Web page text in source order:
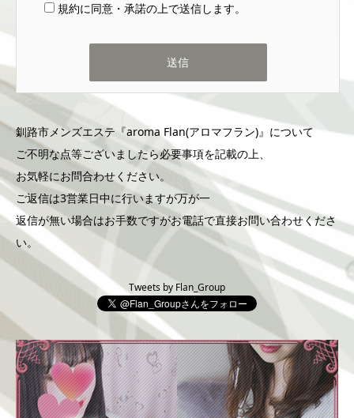
規約に同意・承諾の上で送信します。
釧路市メンズエステ『aroma Flan(アロマフラン)』について
ご不明な点等ございましたら必要事項を記載の上、
お気軽にお問合わせください。
ご返信は3営業日中に行いますが万が一
返信が無い場合はお手数ですがお電話で直接お問い合わせくださ
い。
Tweets by Flan_Group